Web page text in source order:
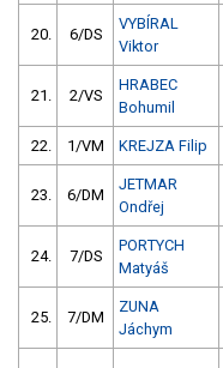
20. 6/DS
VYBÍRAL
Viktor
21. 2/VS
HRABEC
Bohumil
22. 1/VM KREJZA Filip
23. 6/DM
JETMAR
Ondřej
24. 7/DS
PORTYCH
Matyáš
25. 7/DM
ZUNA
Jáchym